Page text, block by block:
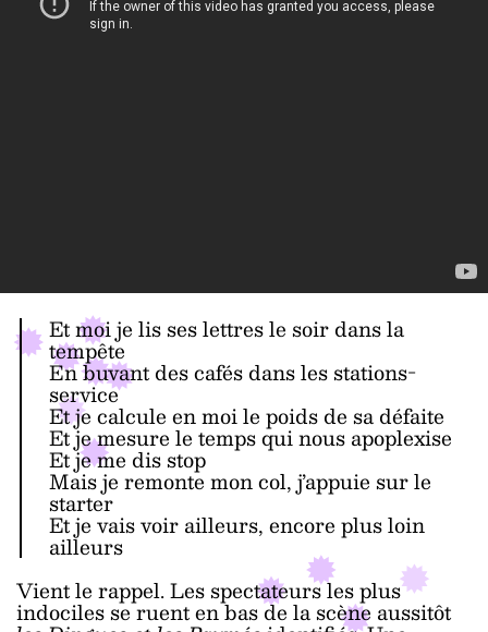
Et moi je lis ses lettres le soir dans la
tempête
En buvant des cafés dans les stations-
service
Et je calcule en moi le poids de sa défaite
Et je mesure le temps qui nous apoplexise
Et je me dis stop
Mais je remonte mon col, j’appuie sur le
starter
Et je vais voir ailleurs, encore plus loin
ailleurs
Vient le rappel. Les spectateurs les plus
indociles se ruent en bas de la scène aussitôt